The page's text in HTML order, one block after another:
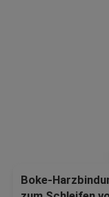
Boke-